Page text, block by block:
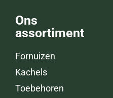
Ons
assortiment
Fornuizen
Kachels
Toebehoren